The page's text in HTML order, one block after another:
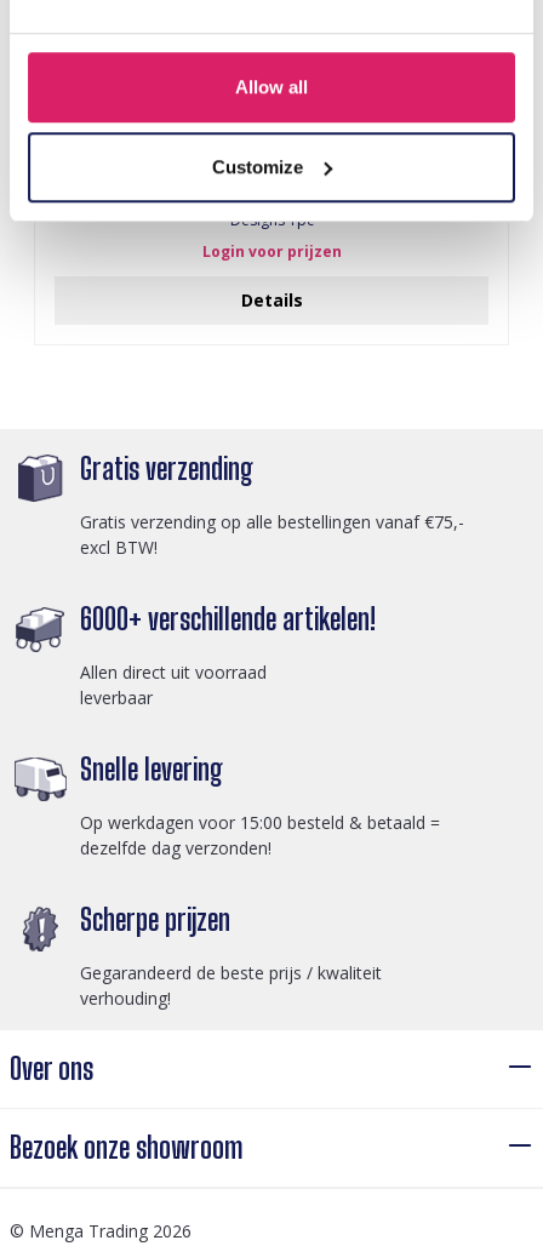
Allow all
Customize
Q-A2.1 KEY1042-002 Plush Wallet Capybara 11.5cm - Mixed
Designs 1pc
Login voor prijzen
Details
Gratis verzending
Gratis verzending op alle bestellingen vanaf €75,-
excl BTW!
6000+ verschillende artikelen!
Allen direct uit voorraad
leverbaar
Snelle levering
Op werkdagen voor 15:00 besteld & betaald =
dezelfde dag verzonden!
Scherpe prijzen
Gegarandeerd de beste prijs / kwaliteit
verhouding!
Over ons
Bezoek onze showroom
© Menga Trading 2026